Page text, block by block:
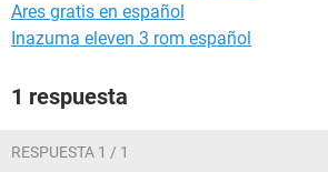
Ares gratis en español
Inazuma eleven 3 rom español
1 respuesta
RESPUESTA 1 / 1